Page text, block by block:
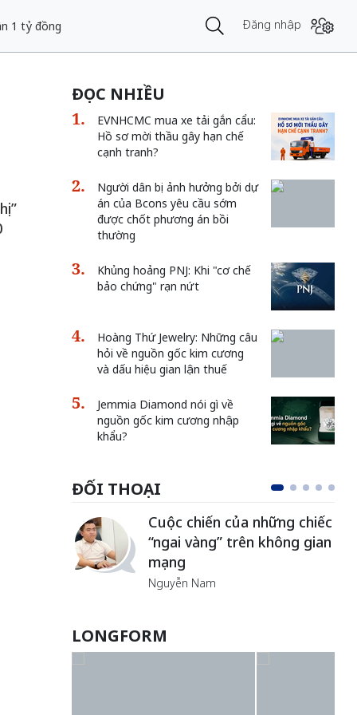
1 tỷ đồng Đăng nhập
ĐỌC NHIỀU
EVNHCMC mua xe tải gắn cẩu:
Hồ sơ mời thầu gây hạn chế
cạnh tranh?
Người dân bị ảnh hưởng bởi dự
án của Bcons yêu cầu sớm
được chốt phương án bồi
thường
Khủng hoảng PNJ: Khi "cơ chế
bảo chứng" rạn nứt
Hoàng Thứ Jewelry: Những câu
hỏi về nguồn gốc kim cương
và dấu hiệu gian lận thuế
Jemmia Diamond nói gì về
nguồn gốc kim cương nhập
khẩu?
ĐỐI THOẠI
Cuộc chiến của những chiếc
“ngai vàng” trên không gian
mạng
Nguyễn Nam
LONGFORM